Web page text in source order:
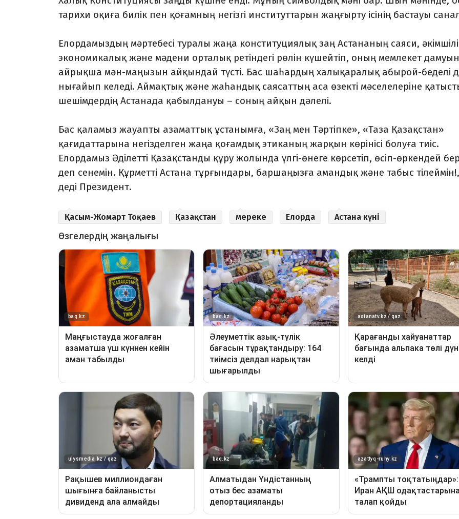
тарихи оқиға билік пен қоғамның негізгі институттарын жаңғырту ісінің бастауы
Елордамыздың мәртебесі туралы жаңа конституциялық заң Астананың саяси,
экономикалық және мәдени орталық ретіндегі рөлін күшейтіп, оның мемлекет
айрықша мән-маңызын айқындай түсті. Бас шаһардың халықаралық абырой-беделі
нығайып келеді. Аймақтық және жаһандық саясаттың аса өзекті мәселелеріне
шешімдердің Астанада қабылдануы – соның айқын дәлелі.
Бас қаламыз жауапты азаматтық ұстанымға, «Заң мен Тәртіпке», «Таза Қазақстан»
қағидаттарына негізделген жаңа қоғамдық этиканың жарқын көрінісі болуға тиіс.
Елордамыз Әділетті Қазақстанды құру жолында үлгі-өнеге көрсетіп, өсіп-өркендей
деп сенемін. Құрметті Астана тұрғындары, баршаңызға амандық және табыс
деді Президент.
Қасым-Жомарт Тоқаев Қазақстан мереке Елорда Астана күні